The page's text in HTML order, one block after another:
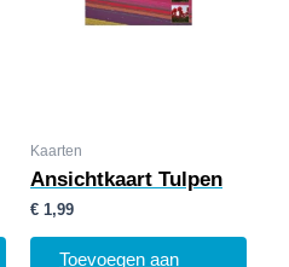
Kaarten
Ansichtkaart Tulpen
€ 1,99
Toevoegen aan